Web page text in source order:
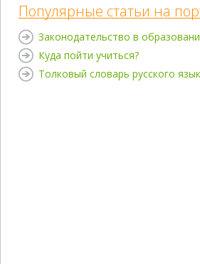
Популярные статьи на
Законодательство в
Куда пойти учиться?
Толковый словарь русского